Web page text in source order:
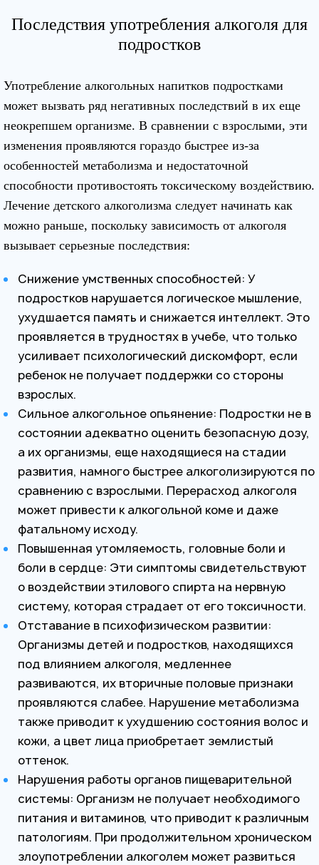
Последствия употребления алкоголя для
подростков
Употребление алкогольных напитков подростками
может вызвать ряд негативных последствий в их еще
неокрепшем организме. В сравнении с взрослыми, эти
изменения проявляются гораздо быстрее из-за
особенностей метаболизма и недостаточной
способности противостоять токсическому воздействию.
Лечение детского алкоголизма следует начинать как
можно раньше, поскольку зависимость от алкоголя
вызывает серьезные последствия:
Снижение умственных способностей: У
подростков нарушается логическое мышление,
ухудшается память и снижается интеллект. Это
проявляется в трудностях в учебе, что только
усиливает психологический дискомфорт, если
ребенок не получает поддержки со стороны
взрослых.
Сильное алкогольное опьянение: Подростки не в
состоянии адекватно оценить безопасную дозу,
а их организмы, еще находящиеся на стадии
развития, намного быстрее алкоголизируются по
сравнению с взрослыми. Перерасход алкоголя
может привести к алкогольной коме и даже
фатальному исходу.
Повышенная утомляемость, головные боли и
боли в сердце: Эти симптомы свидетельствуют
о воздействии этилового спирта на нервную
систему, которая страдает от его токсичности.
Отставание в психофизическом развитии:
Организмы детей и подростков, находящихся
под влиянием алкоголя, медленнее
развиваются, их вторичные половые признаки
проявляются слабее. Нарушение метаболизма
также приводит к ухудшению состояния волос и
кожи, а цвет лица приобретает землистый
оттенок.
Нарушения работы органов пищеварительной
системы: Организм не получает необходимого
питания и витаминов, что приводит к различным
патологиям. При продолжительном хроническом
злоупотреблении алкоголем может развиться